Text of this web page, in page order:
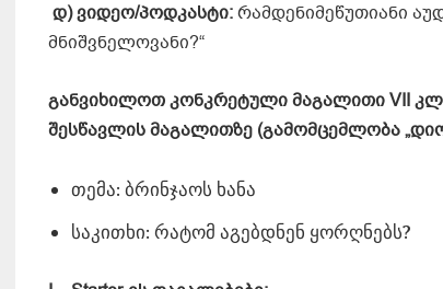
დ)ვიდეო/პოდკასტი:რამდენიმეწუთიანი
მნიშვნელოვანი?“
განვიხილოთ კონკრეტული მაგალითიVII
შესწავლის მაგალითზე (გამომცემლობა
თემა: ბრინჯაოს ხანა
საკითხი: რატომ აგებდნენ ყორღნებს?